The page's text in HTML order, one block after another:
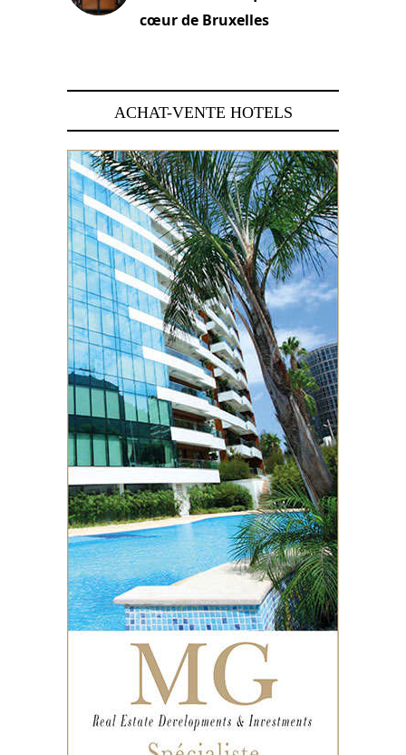
cœur de Bruxelles
ACHAT-VENTE HOTELS